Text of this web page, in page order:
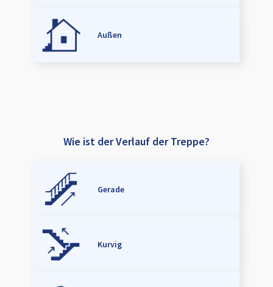
Außen
Wie ist der Verlauf der Treppe?
Gerade
Kurvig